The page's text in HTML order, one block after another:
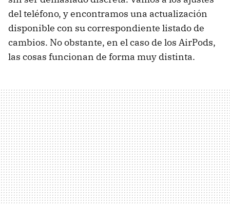
del teléfono, y encontramos una actualización
disponible con su correspondiente listado de
cambios. No obstante, en el caso de los AirPods,
las cosas funcionan de forma muy distinta.